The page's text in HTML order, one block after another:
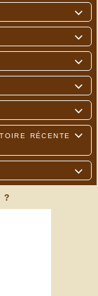






récente

?